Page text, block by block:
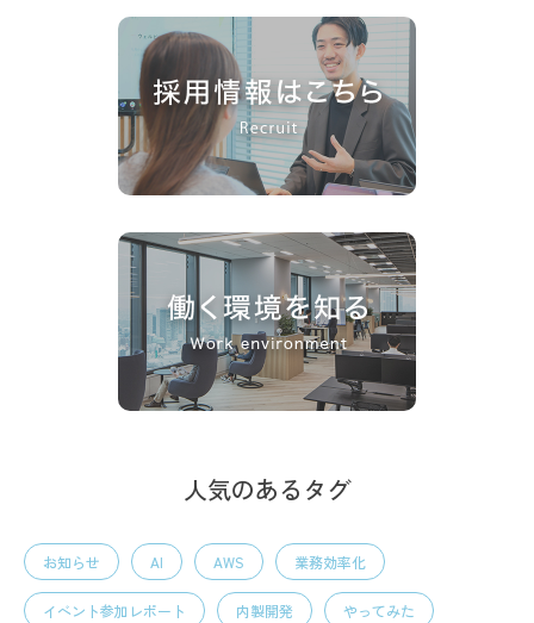
人気のあるタグ
お知らせ AI AWS 業務効率化
イベント参加レポート 内製開発 やってみた